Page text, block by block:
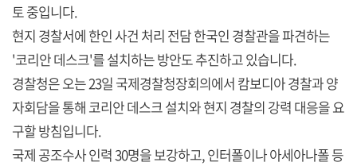
토 중입니다.
현지 경찰서에 한인 사건 처리 전담 한국인 경찰관을 파견하는
'코리안 데스크'를 설치하는 방안도 추진하고 있습니다.
경찰청은 오는 23일 국제경찰청장회의에서 캄보디아 경찰과 양
자회담을 통해 코리안 데스크 설치와 현지 경찰의 강력 대응을 요
구할 방침입니다.
국제 공조수사 인력 30명을 보강하고, 인터폴이나 아세아나폴 등